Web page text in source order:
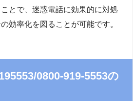
とで、迷惑電話に効果的に対処
効率化を図ることが可能です。
0800-919-5553の